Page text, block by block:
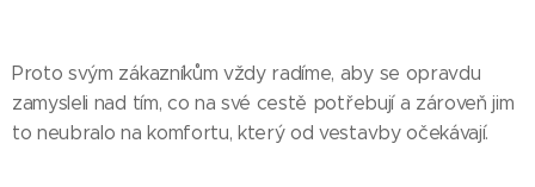
Proto svým zákazníkům vždy radíme, aby se opravdu
zamysleli nad tím, co na své cestě potřebují a zároveň jim
to neubralo na komfortu, který od vestavby očekávají.